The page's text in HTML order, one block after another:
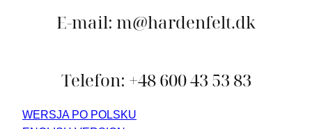
E-mail: m@hardenfelt.dk
Telefon: +48 600 43 53 83
WERSJA PO POLSKU